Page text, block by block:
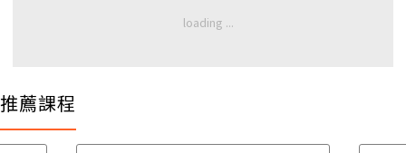
推薦課程